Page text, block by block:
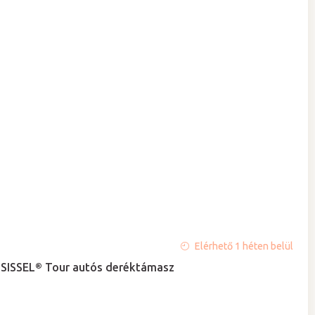
SISSEL® Tour autós deréktámasz
átlagos
Elérhető 1 héten belül